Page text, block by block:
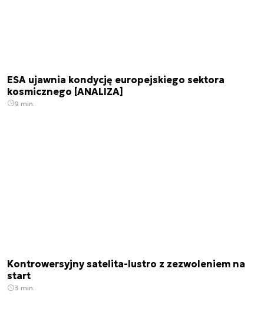
ESA ujawnia kondycję europejskiego sektora
kosmicznego [ANALIZA]
9 min.
Kontrowersyjny satelita-lustro z zezwoleniem na
start
3 min.